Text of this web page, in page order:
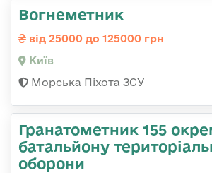
Вогнеметник
від 25000 до 125000 грн
Київ
Морська Піхота ЗСУ
Гранатометник 155
батальйону
оборони